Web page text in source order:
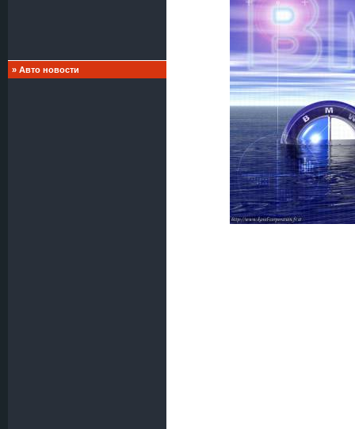
» Авто новости